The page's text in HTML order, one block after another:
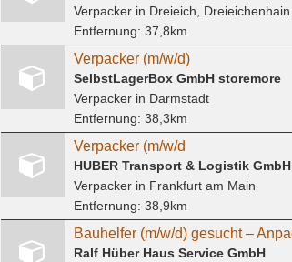
Verpackerin Dreieich, Dreieichenhain
Entfernung: 37,8km
Verpacker (m/w/d)
SelbstLagerBox GmbH storemore
Verpackerin Darmstadt
Entfernung: 38,3km
Verpacker (m/w/d
HUBER Transport & Logistik GmbH
Verpackerin Frankfurt am Main
Entfernung: 38,9km
Ralf Hüber Haus Service GmbH